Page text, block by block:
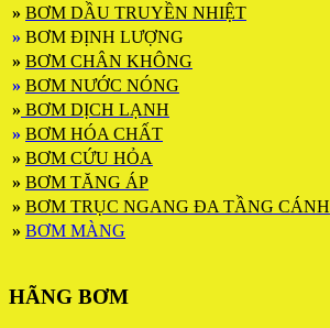
» BƠM DẦU TRUYỀN NHIỆT
» BƠM ĐỊNH LƯỢNG
» BƠM CHÂN KHÔNG
» BƠM NƯỚC NÓNG
» BƠM DỊCH LẠNH
» BƠM HÓA CHẤT
» BƠM CỨU HỎA
» BƠM TĂNG ÁP
» BƠM TRỤC NGANG ĐA TẦNG CÁNH
» BƠM MÀNG
HÃNG BƠM